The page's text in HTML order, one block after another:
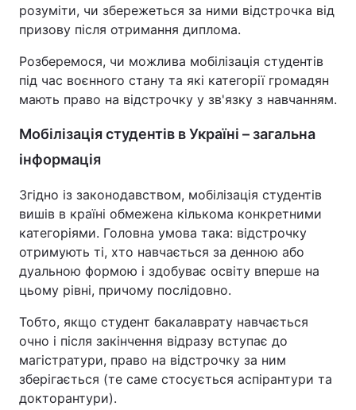
розуміти, чи збережеться за ними відстрочка від
призову після отримання диплома.
Розберемося, чи можлива мобілізація студентів
під час воєнного стану та які категорії громадян
мають право на відстрочку у зв'язку з навчанням.
Мобілізація студентів в Україні – загальна
інформація
Згідно із законодавством, мобілізація студентів
вишів в країні обмежена кількома конкретними
категоріями. Головна умова така: відстрочку
отримують ті, хто навчається за денною або
дуальною формою і здобуває освіту вперше на
цьому рівні, причому послідовно.
Тобто, якщо студент бакалаврату навчається
очно і після закінчення відразу вступає до
магістратури, право на відстрочку за ним
зберігається (те саме стосується аспірантури та
докторантури).